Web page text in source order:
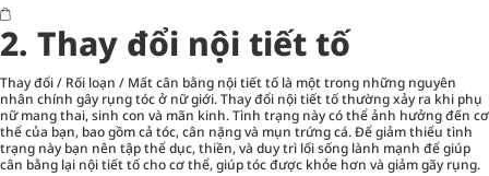
2. Thay đổi nội tiết tố
Thay đổi / Rối loạn / Mất cân bằng nội tiết tố là một trong những nguyên
nhân chính gây rụng tóc ở nữ giới. Thay đổi nội tiết tố thường xảy ra khi phụ
nữ mang thai, sinh con và mãn kinh. Tình trạng này có thể ảnh hưởng đến cơ
thể của bạn, bao gồm cả tóc, cân nặng và mụn trứng cá. Để giảm thiểu tình
trạng này bạn nên tập thể dục, thiền, và duy trì lối sống lành mạnh để giúp
cân bằng lại nội tiết tố cho cơ thể, giúp tóc được khỏe hơn và giảm gãy rụng.